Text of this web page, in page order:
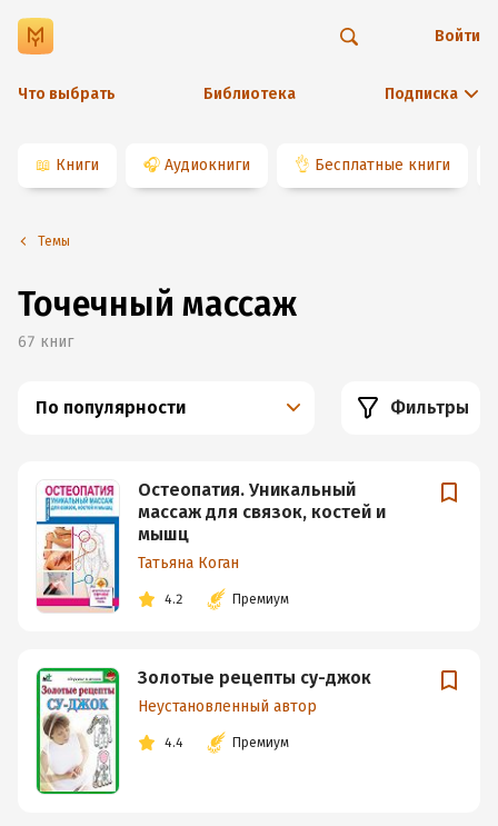
Что выбрать Библиотека Подписка
Войти
📖 Книги 🎧 Аудиокниги 👌 Бесплатные книги
Темы
Точечный массаж
67 книг
По популярности Фильтры
Остеопатия. Уникальный
массаж для связок, костей и
мышц
Татьяна Коган
4.2 Премиум
Золотые рецепты су-джок
Неустановленный автор
4.4 Премиум